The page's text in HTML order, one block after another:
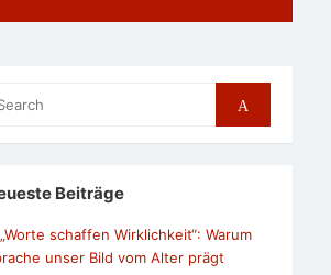
Search
Beiträge
„Worte schaffen Wirklichkeit“: Warum
unser Bild vom Alter prägt